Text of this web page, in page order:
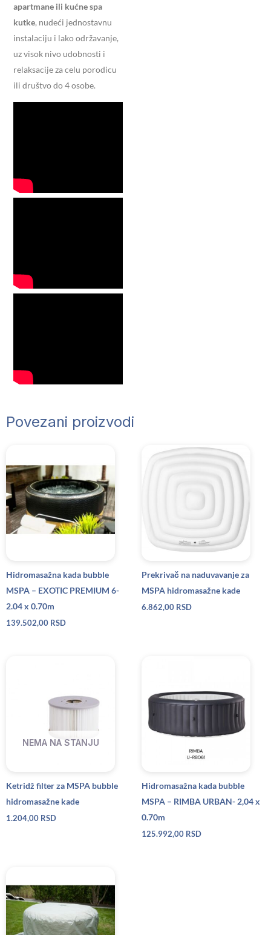
apartmane ili kućne spa
kutke, nudeći jednostavnu
instalaciju i lako održavanje,
uz visok nivo udobnosti i
relaksacije za celu porodicu
ili društvo do 4 osobe.
Povezani proizvodi
Hidromasažna kada bubble
MSPA – EXOTIC PREMIUM 6-
2.04 x 0.70m
139.502,00 RSD
Prekrivač na naduvavanje za
MSPA hidromasažne kade
6.862,00 RSD
NEMA NA STANJU
Ketridž filter za MSPA bubble
hidromasažne kade
1.204,00 RSD
Hidromasažna kada bubble
MSPA – RIMBA URBAN- 2,04 x
0.70m
125.992,00 RSD